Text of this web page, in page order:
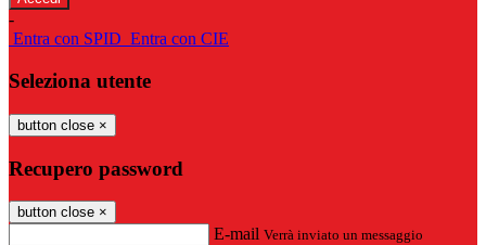
-
Entra con SPID Entra con CIE
Seleziona utente
button close ×
Recupero password
button close ×
E-mail Verrà inviato un messaggio